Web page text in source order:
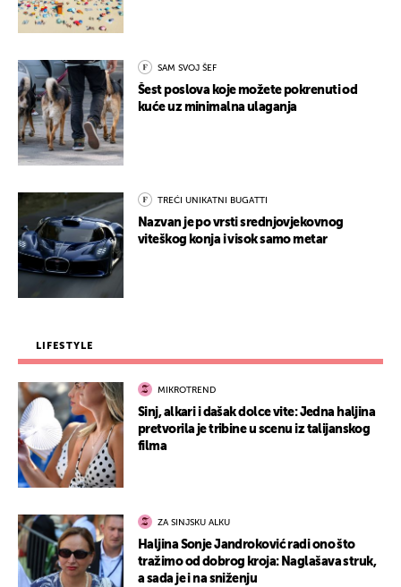
SAM SVOJ ŠEF
Šest poslova koje možete pokrenuti od
kuće uz minimalna ulaganja
TREĆI UNIKATNI BUGATTI
Nazvan je po vrsti srednjovjekovnog
viteškog konja i visok samo metar
LIFESTYLE
MIKROTREND
Sinj, alkari i dašak dolce vite: Jedna haljina
pretvorila je tribine u scenu iz talijanskog
filma
ZA SINJSKU ALKU
Haljina Sonje Jandroković radi ono što
tražimo od dobrog kroja: Naglašava struk,
a sada je i na sniženju